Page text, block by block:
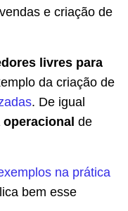
e criação de
livres para
da criação de
. De igual
operacional de
na prática
bem esse